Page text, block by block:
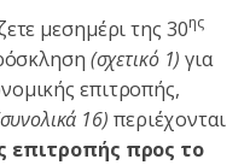
μεσημέρι της 30ης
(σχετικό 1)για
επιτροπής,
16)περιέχονται
επιτροπής προς το